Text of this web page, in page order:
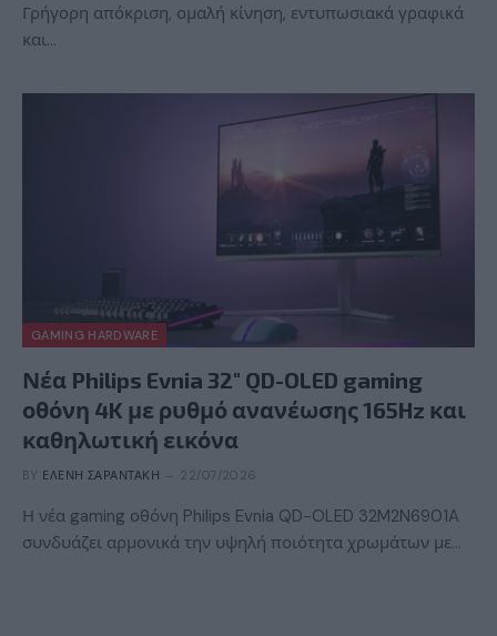
Γρήγορη απόκριση, ομαλή κίνηση, εντυπωσιακά γραφικά
και…
GAMING HARDWARE
Νέα Philips Evnia 32″ QD-OLED gaming
οθόνη 4K με ρυθμό ανανέωσης 165Hz και
καθηλωτική εικόνα
BY ΕΛΈΝΗ ΣΑΡΑΝΤΆΚΗ 22/07/2026
Η νέα gaming οθόνη Philips Evnia QD-OLED 32M2N6901A
συνδυάζει αρμονικά την υψηλή ποιότητα χρωμάτων με…